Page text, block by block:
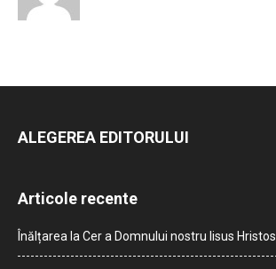
ALEGEREA EDITORULUI
Articole recente
Înălțarea la Cer a Domnului nostru Iisus Hristos